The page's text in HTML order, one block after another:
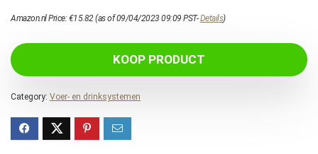
Amazon.nl Price:€15.82 (as of 09/04/2023 09:09 PST-Details)
KOOP PRODUCT
Category: Voer- en drinksystemen